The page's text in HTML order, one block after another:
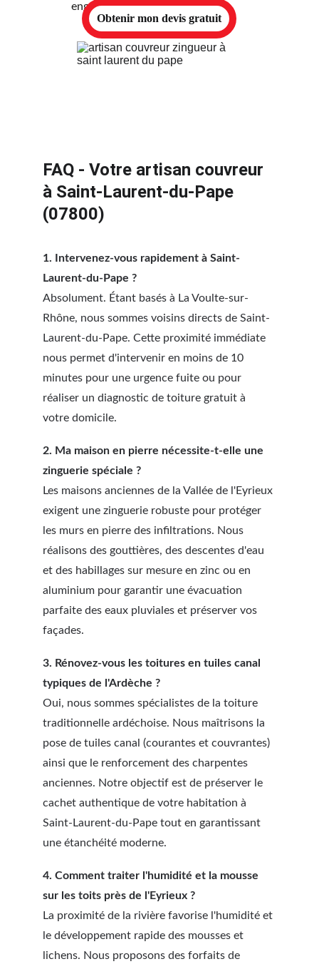
engagement.
Obtenir mon devis gratuit
FAQ - Votre artisan couvreur
à Saint-Laurent-du-Pape
(07800)
1. Intervenez-vous rapidement à Saint-
Laurent-du-Pape ?
Absolument. Étant basés à La Voulte-sur-
Rhône, nous sommes voisins directs de Saint-
Laurent-du-Pape. Cette proximité immédiate
nous permet d'intervenir en moins de 10
minutes pour une urgence fuite ou pour
réaliser un diagnostic de toiture gratuit à
votre domicile.
2. Ma maison en pierre nécessite-t-elle une
zinguerie spéciale ?
Les maisons anciennes de la Vallée de l'Eyrieux
exigent une zinguerie robuste pour protéger
les murs en pierre des infiltrations. Nous
réalisons des gouttières, des descentes d'eau
et des habillages sur mesure en zinc ou en
aluminium pour garantir une évacuation
parfaite des eaux pluviales et préserver vos
façades.
3. Rénovez-vous les toitures en tuiles canal
typiques de l'Ardèche ?
Oui, nous sommes spécialistes de la toiture
traditionnelle ardéchoise. Nous maîtrisons la
pose de tuiles canal (courantes et couvrantes)
ainsi que le renforcement des charpentes
anciennes. Notre objectif est de préserver le
cachet authentique de votre habitation à
Saint-Laurent-du-Pape tout en garantissant
une étanchéité moderne.
4. Comment traiter l'humidité et la mousse
sur les toits près de l'Eyrieux ?
La proximité de la rivière favorise l'humidité et
le développement rapide des mousses et
lichens. Nous proposons des forfaits de